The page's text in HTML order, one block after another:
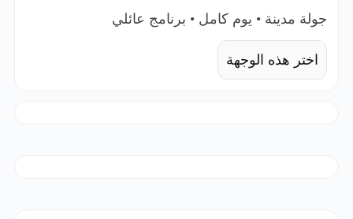
جولة مدينة • يوم كامل • برنامج عائلي
اختر هذه الوجهة